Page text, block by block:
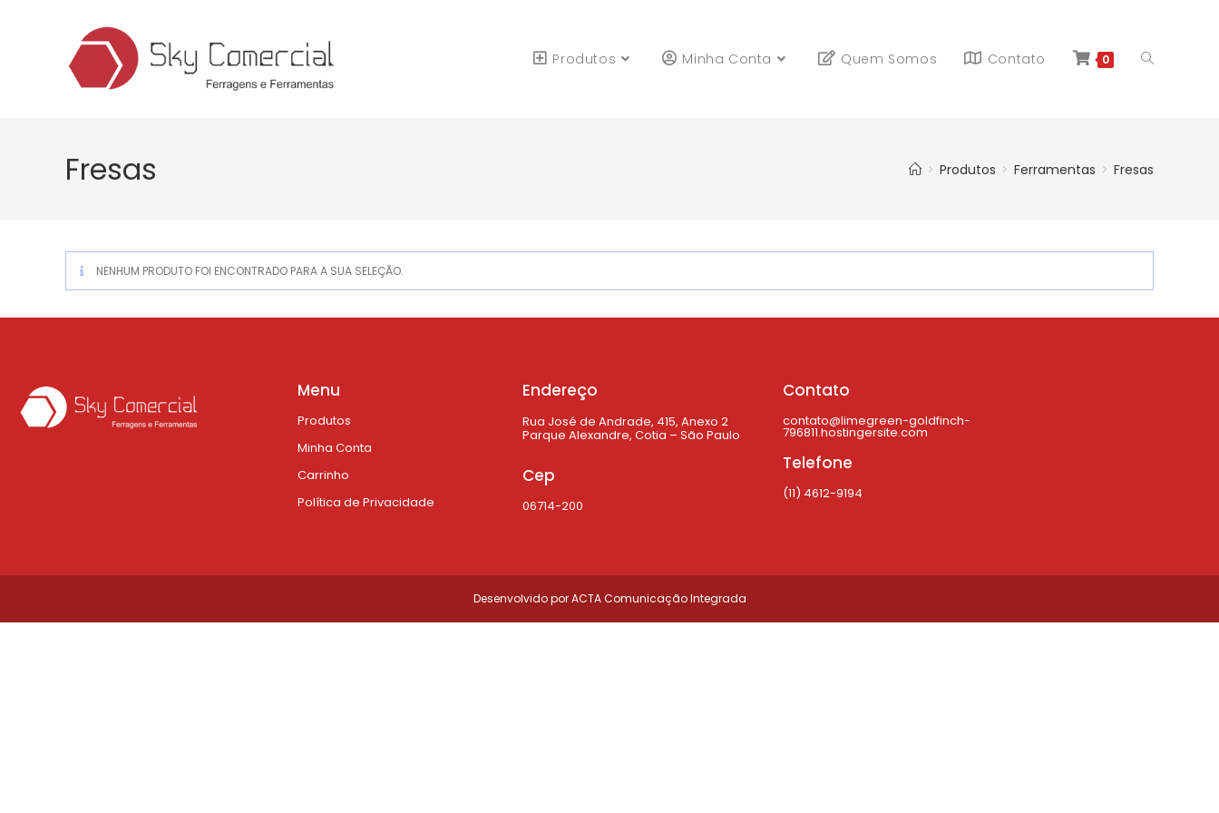
Produtos Minha Conta Quem Somos Contato 0
Fresas > Produtos > Ferramentas > Fresas
NENHUM PRODUTO FOI ENCONTRADO PARA A SUA SELEÇÃO.
Menu
Produtos
Minha Conta
Carrinho
Política de Privacidade
Endereço
Rua José de Andrade, 415, Anexo 2
Parque Alexandre, Cotia – São Paulo
Cep
06714-200
Contato
contato@limegreen-goldfinch-
796811.hostingersite.com
Telefone
(11) 4612-9194
Desenvolvido porACTA Comunicação Integrada